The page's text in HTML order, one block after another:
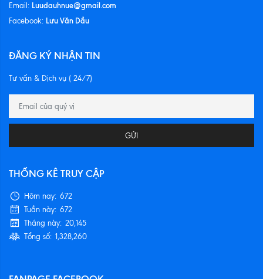
Email: Luudauhnue@gmail.com
Facebook: Lưu Văn Dầu
ĐĂNG KÝ NHẬN TIN
Tư vấn & Dịch vụ ( 24/7)
GỬI
THỐNG KÊ TRUY CẬP
Hôm nay: 672
Tuần này: 672
Tháng này: 20,145
Tổng số: 1,328,260